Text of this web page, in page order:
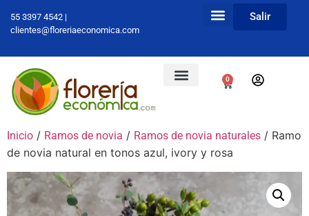
55 3397 4542 |
clientes@floreriaeconomica.com
Salir
0
Inicio / Ramos de novia / Ramos de novia naturales / Ramo
de novia natural en tonos azul, ivory y rosa